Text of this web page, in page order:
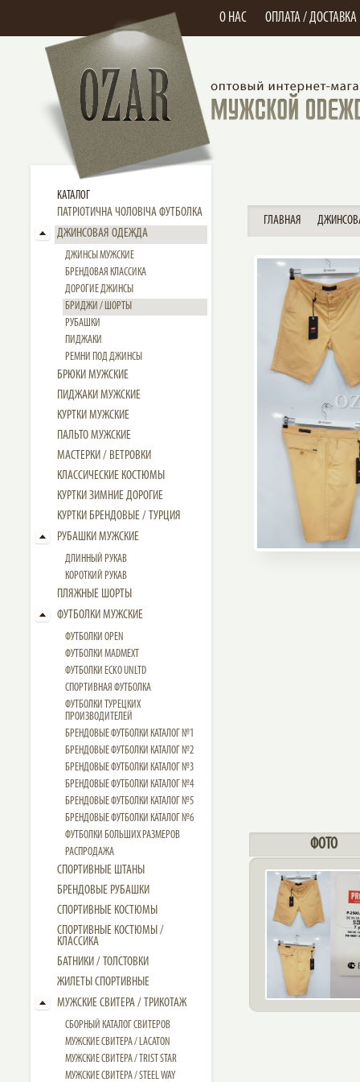
О НАС ОПЛАТА / ДОСТАВКА
КАТАЛОГ
ПАТРІОТИЧНА ЧОЛОВІЧА ФУТБОЛКА
ДЖИНСОВАЯ ОДЕЖДА
ДЖИНСЫ МУЖСКИЕ
БРЕНДОВАЯ КЛАССИКА
ДОРОГИЕ ДЖИНСЫ
БРИДЖИ / ШОРТЫ
РУБАШКИ
ПИДЖАКИ
РЕМНИ ПОД ДЖИНСЫ
БРЮКИ МУЖСКИЕ
ПИДЖАКИ МУЖСКИЕ
КУРТКИ МУЖСКИЕ
ПАЛЬТО МУЖСКИЕ
МАСТЕРКИ / ВЕТРОВКИ
КЛАССИЧЕСКИЕ КОСТЮМЫ
КУРТКИ ЗИМНИЕ ДОРОГИЕ
КУРТКИ БРЕНДОВЫЕ / ТУРЦИЯ
РУБАШКИ МУЖСКИЕ
ДЛИННЫЙ РУКАВ
КОРОТКИЙ РУКАВ
ПЛЯЖНЫЕ ШОРТЫ
ФУТБОЛКИ МУЖСКИЕ
ФУТБОЛКИ OPEN
ФУТБОЛКИ MADMEXT
ФУТБОЛКИ ECKO UNLTD
СПОРТИВНАЯ ФУТБОЛКА
ФУТБОЛКИ ТУРЕЦКИХ
ПРОИЗВОДИТЕЛЕЙ
БРЕНДОВЫЕ ФУТБОЛКИ КАТАЛОГ №1
БРЕНДОВЫЕ ФУТБОЛКИ КАТАЛОГ №2
БРЕНДОВЫЕ ФУТБОЛКИ КАТАЛОГ №3
БРЕНДОВЫЕ ФУТБОЛКИ КАТАЛОГ №4
БРЕНДОВЫЕ ФУТБОЛКИ КАТАЛОГ №5
БРЕНДОВЫЕ ФУТБОЛКИ КАТАЛОГ №6
ФУТБОЛКИ БОЛЬШИХ РАЗМЕРОВ
РАСПРОДАЖА
СПОРТИВНЫЕ ШТАНЫ
БРЕНДОВЫЕ РУБАШКИ
СПОРТИВНЫЕ КОСТЮМЫ
СПОРТИВНЫЕ КОСТЮМЫ /
КЛАССИКА
БАТНИКИ / ТОЛСТОВКИ
ЖИЛЕТЫ СПОРТИВНЫЕ
МУЖСКИЕ СВИТЕРА / ТРИКОТАЖ
СБОРНЫЙ КАТАЛОГ СВИТЕРОВ
МУЖСКИЕ СВИТЕРА / LACATON
МУЖСКИЕ СВИТЕРА / TRIST STAR
МУЖСКИЕ СВИТЕРА / STEEL WAY
ГЛАВНАЯ
ФОТО